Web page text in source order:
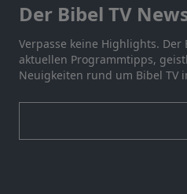
Der Bibel TV
Verpasse keine Highlights. Der
aktuellen Programmtipps,
Neuigkeiten rund um Bibel TV